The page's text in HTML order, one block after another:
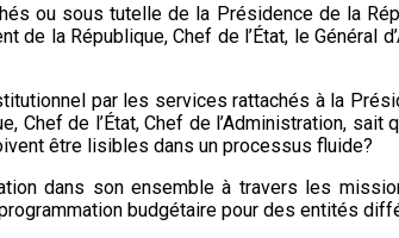
ou sous tutelle de la Présidence de la
la République, Chef de l’État, le Général
par les services rattachés à la
Chef de l’État, Chef de l’Administration,
être lisibles dans un processus fluide?
dans son ensemble à travers les
budgétaire pour des entités